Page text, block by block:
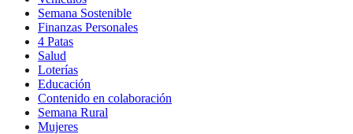
Semana Sostenible
Finanzas Personales
4 Patas
Salud
Loterías
Educación
Contenido en colaboración
Semana Rural
Mujeres